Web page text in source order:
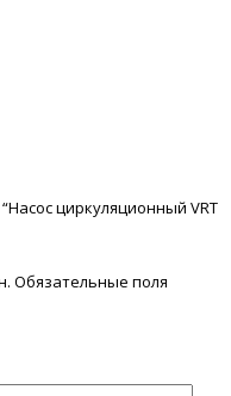
циркуляционный VRT
Обязательные поля